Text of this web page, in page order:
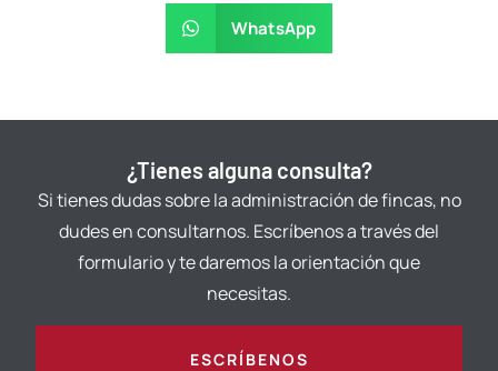
WhatsApp
¿Tienes alguna consulta?
Si tienes dudas sobre la administración de fincas, no
dudes en consultarnos. Escríbenos a través del
formulario y te daremos la orientación que
necesitas.
ESCRÍBENOS